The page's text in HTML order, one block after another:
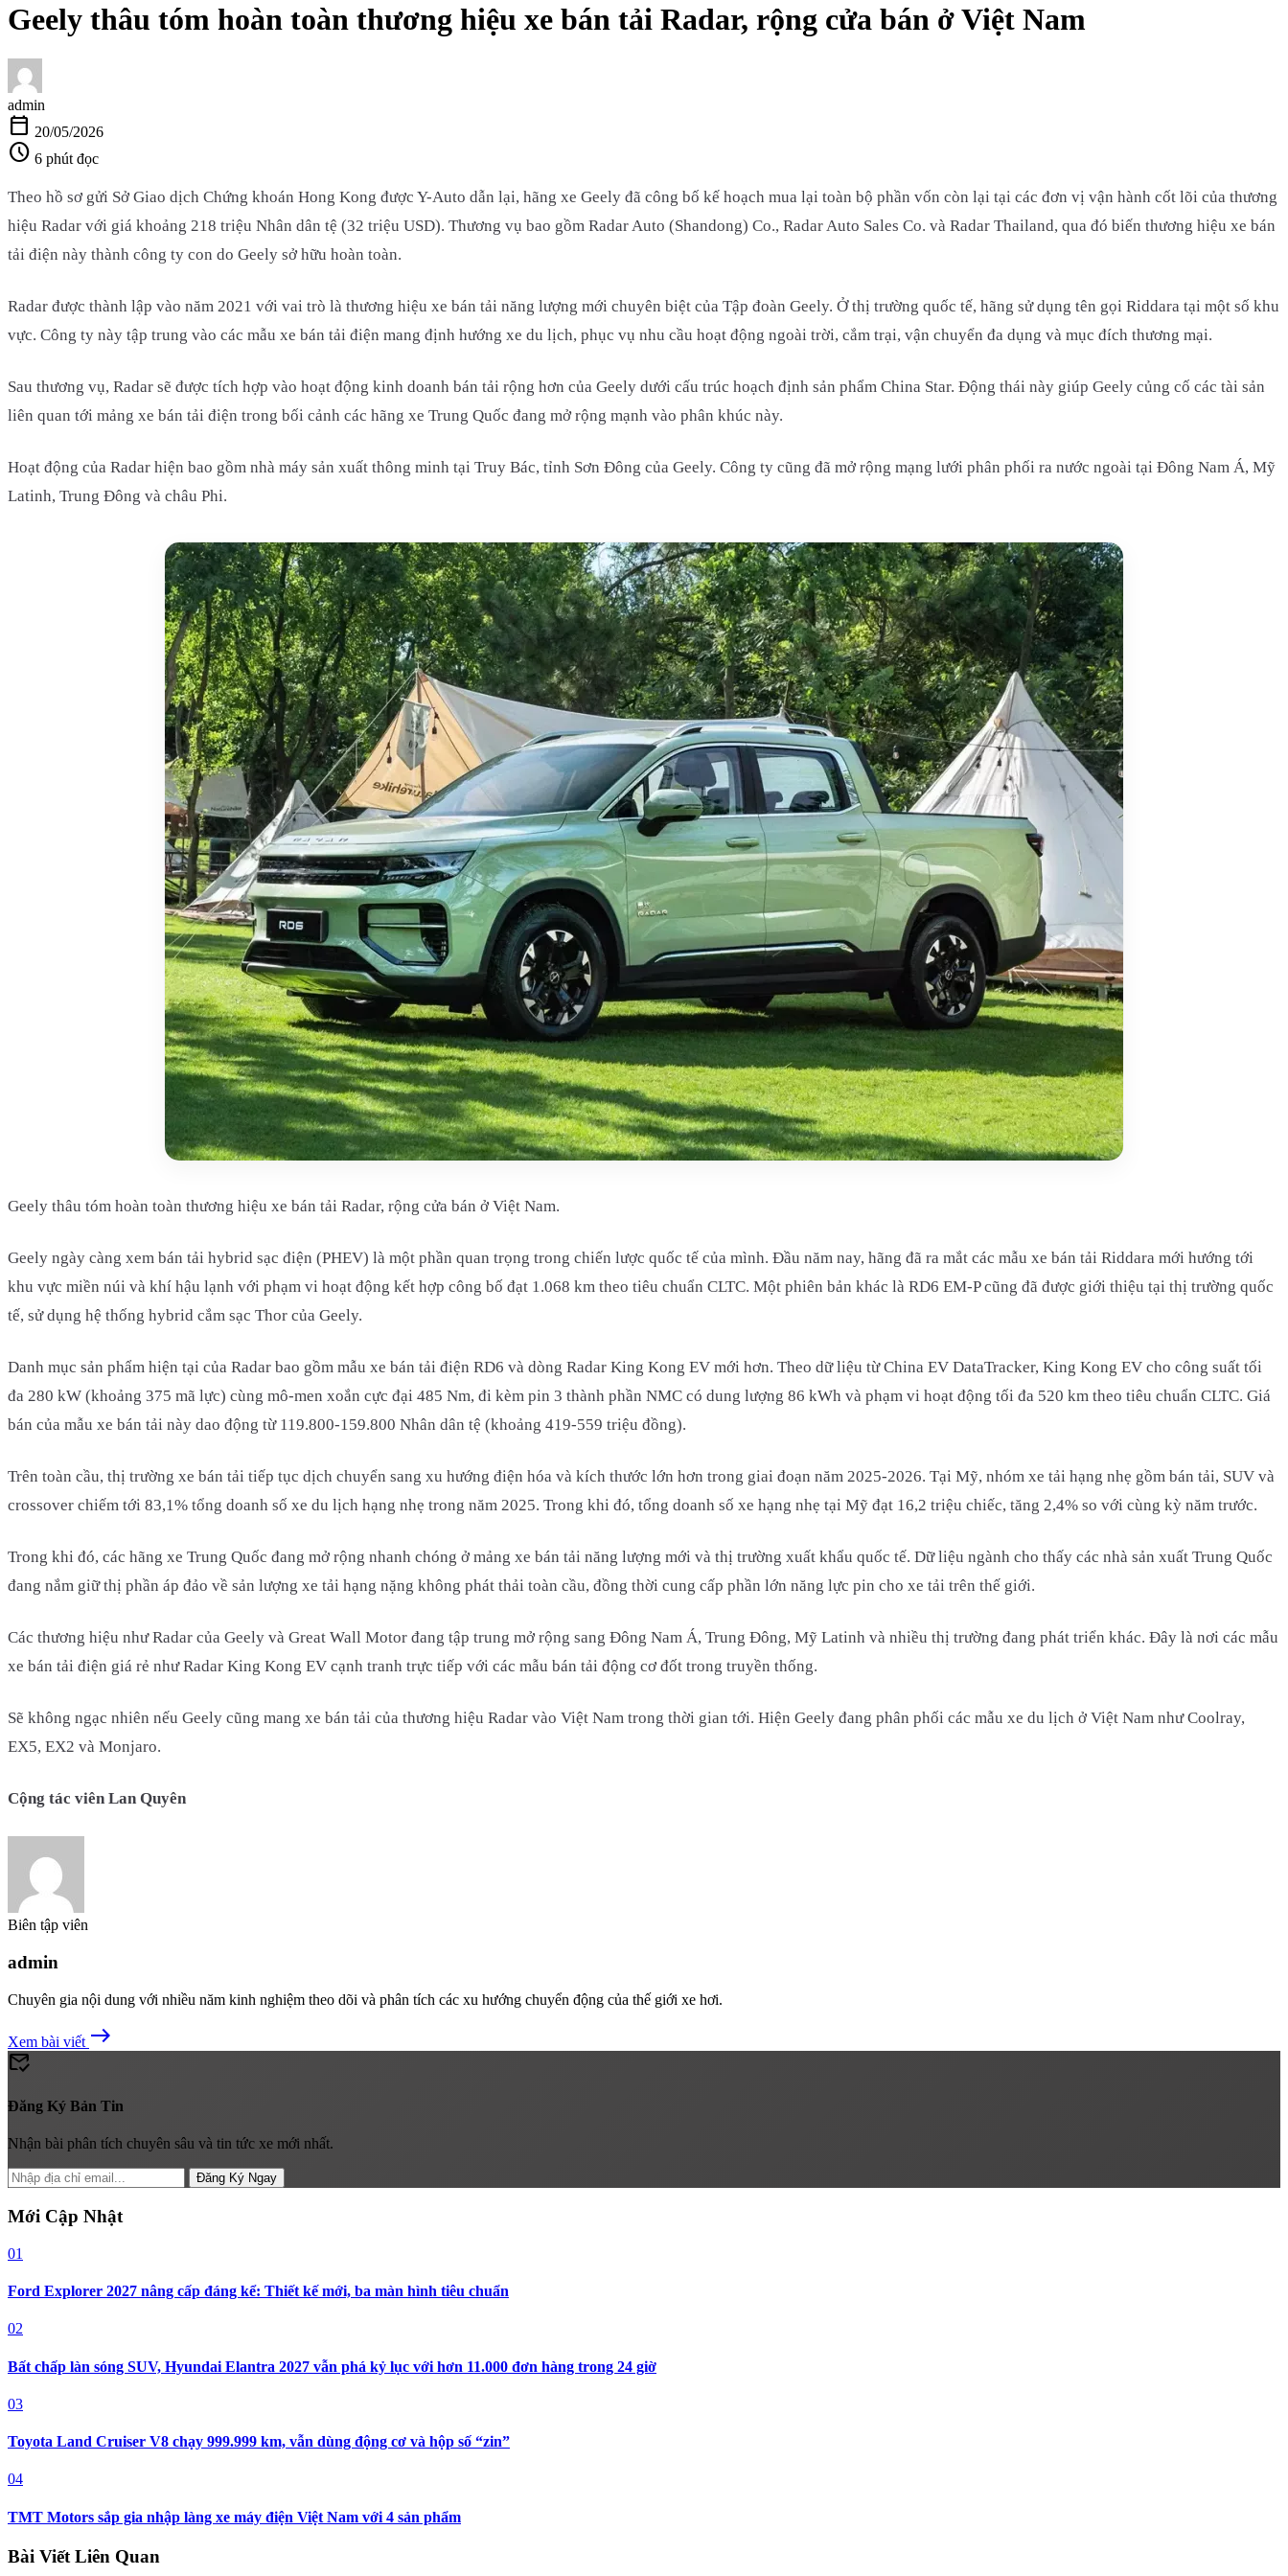
Geely thâu tóm hoàn toàn thương hiệu xe bán tải Radar, rộng cửa bán ở Việt Nam
admin
calendar_today 20/05/2026
schedule 6 phút đọc
Theo hồ sơ gửi Sở Giao dịch Chứng khoán Hong Kong được Y-Auto dẫn lại, hãng xe Geely đã công bố kế hoạch mua lại toàn bộ phần vốn còn lại tại các đơn vị vận hành cốt lõi của thương
hiệu Radar với giá khoảng 218 triệu Nhân dân tệ (32 triệu USD). Thương vụ bao gồm Radar Auto (Shandong) Co., Radar Auto Sales Co. và Radar Thailand, qua đó biến thương hiệu xe bán
tải điện này thành công ty con do Geely sở hữu hoàn toàn.
Radar được thành lập vào năm 2021 với vai trò là thương hiệu xe bán tải năng lượng mới chuyên biệt của Tập đoàn Geely. Ở thị trường quốc tế, hãng sử dụng tên gọi Riddara tại một số khu
vực. Công ty này tập trung vào các mẫu xe bán tải điện mang định hướng xe du lịch, phục vụ nhu cầu hoạt động ngoài trời, cắm trại, vận chuyển đa dụng và mục đích thương mại.
Sau thương vụ, Radar sẽ được tích hợp vào hoạt động kinh doanh bán tải rộng hơn của Geely dưới cấu trúc hoạch định sản phẩm China Star. Động thái này giúp Geely củng cố các tài sản
liên quan tới mảng xe bán tải điện trong bối cảnh các hãng xe Trung Quốc đang mở rộng mạnh vào phân khúc này.
Hoạt động của Radar hiện bao gồm nhà máy sản xuất thông minh tại Truy Bác, tỉnh Sơn Đông của Geely. Công ty cũng đã mở rộng mạng lưới phân phối ra nước ngoài tại Đông Nam Á, Mỹ
Latinh, Trung Đông và châu Phi.
Geely thâu tóm hoàn toàn thương hiệu xe bán tải Radar, rộng cửa bán ở Việt Nam.
Geely ngày càng xem bán tải hybrid sạc điện (PHEV) là một phần quan trọng trong chiến lược quốc tế của mình. Đầu năm nay, hãng đã ra mắt các mẫu xe bán tải Riddara mới hướng tới
khu vực miền núi và khí hậu lạnh với phạm vi hoạt động kết hợp công bố đạt 1.068 km theo tiêu chuẩn CLTC. Một phiên bản khác là RD6 EM-P cũng đã được giới thiệu tại thị trường quốc
tế, sử dụng hệ thống hybrid cắm sạc Thor của Geely.
Danh mục sản phẩm hiện tại của Radar bao gồm mẫu xe bán tải điện RD6 và dòng Radar King Kong EV mới hơn. Theo dữ liệu từ China EV DataTracker, King Kong EV cho công suất tối
đa 280 kW (khoảng 375 mã lực) cùng mô-men xoắn cực đại 485 Nm, đi kèm pin 3 thành phần NMC có dung lượng 86 kWh và phạm vi hoạt động tối đa 520 km theo tiêu chuẩn CLTC. Giá
bán của mẫu xe bán tải này dao động từ 119.800-159.800 Nhân dân tệ (khoảng 419-559 triệu đồng).
Trên toàn cầu, thị trường xe bán tải tiếp tục dịch chuyển sang xu hướng điện hóa và kích thước lớn hơn trong giai đoạn năm 2025-2026. Tại Mỹ, nhóm xe tải hạng nhẹ gồm bán tải, SUV và
crossover chiếm tới 83,1% tổng doanh số xe du lịch hạng nhẹ trong năm 2025. Trong khi đó, tổng doanh số xe hạng nhẹ tại Mỹ đạt 16,2 triệu chiếc, tăng 2,4% so với cùng kỳ năm trước.
Trong khi đó, các hãng xe Trung Quốc đang mở rộng nhanh chóng ở mảng xe bán tải năng lượng mới và thị trường xuất khẩu quốc tế. Dữ liệu ngành cho thấy các nhà sản xuất Trung Quốc
đang nắm giữ thị phần áp đảo về sản lượng xe tải hạng nặng không phát thải toàn cầu, đồng thời cung cấp phần lớn năng lực pin cho xe tải trên thế giới.
Các thương hiệu như Radar của Geely và Great Wall Motor đang tập trung mở rộng sang Đông Nam Á, Trung Đông, Mỹ Latinh và nhiều thị trường đang phát triển khác. Đây là nơi các mẫu
xe bán tải điện giá rẻ như Radar King Kong EV cạnh tranh trực tiếp với các mẫu bán tải động cơ đốt trong truyền thống.
Sẽ không ngạc nhiên nếu Geely cũng mang xe bán tải của thương hiệu Radar vào Việt Nam trong thời gian tới. Hiện Geely đang phân phối các mẫu xe du lịch ở Việt Nam như Coolray,
EX5, EX2 và Monjaro.
Cộng tác viên Lan Quyên
Biên tập viên
admin
Chuyên gia nội dung với nhiều năm kinh nghiệm theo dõi và phân tích các xu hướng chuyển động của thế giới xe hơi.
Xem bài viết east
mark_email_read
Đăng Ký Bản Tin
Nhận bài phân tích chuyên sâu và tin tức xe mới nhất.
Đăng Ký Ngay
Mới Cập Nhật
01
Ford Explorer 2027 nâng cấp đáng kể: Thiết kế mới, ba màn hình tiêu chuẩn
02
Bất chấp làn sóng SUV, Hyundai Elantra 2027 vẫn phá kỷ lục với hơn 11.000 đơn hàng trong 24 giờ
03
Toyota Land Cruiser V8 chạy 999.999 km, vẫn dùng động cơ và hộp số “zin”
04
TMT Motors sắp gia nhập làng xe máy điện Việt Nam với 4 sản phẩm
Bài Viết Liên Quan